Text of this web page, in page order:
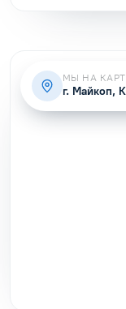
МЫ НА
г. Майкоп,